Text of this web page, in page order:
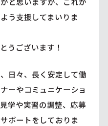
う支援してまいりま
うございます！
日々、長く安定して働
ーやコミュニケーショ
学や実習の調整、応募
ポートをしておりま